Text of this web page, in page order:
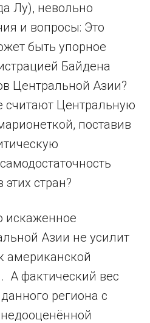
Лу), невольно
и вопросы: Это
быть упорное
Байдена
Центральной Азии?
считают Центральную
поставив
стран?
искаженное
Азии не усилит
американской
А фактический вес
региона с